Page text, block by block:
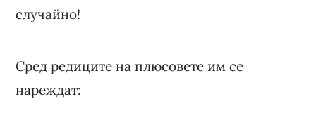
случайно!
Сред редиците на плюсовете им се
нареждат: